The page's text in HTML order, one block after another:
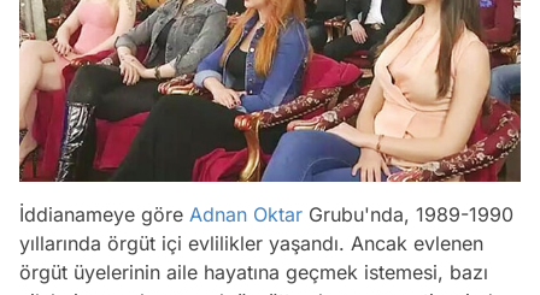
İddianameye göre Adnan Oktar Grubu'nda, 1989-1990
yıllarında örgüt içi evlilikler yaşandı. Ancak evlenen
örgüt üyelerinin aile hayatına geçmek istemesi, bazı